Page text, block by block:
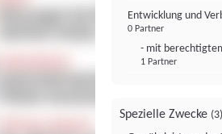
Entwicklung und
0 Partner
- mit
1 Partner
Spezielle Zwecke (3)